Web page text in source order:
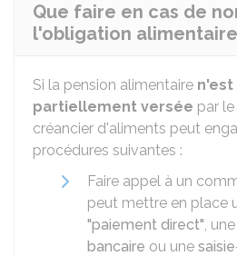
Que faire en cas de
l'obligation
Si la pension alimentaire n'est
partiellement versée par
créancier d'aliments peut
procédures suivantes :
Faire appel à un
peut mettre en place
"paiement direct", une
bancaire ou une